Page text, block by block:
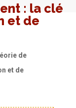
: la clé
et de
de
et de